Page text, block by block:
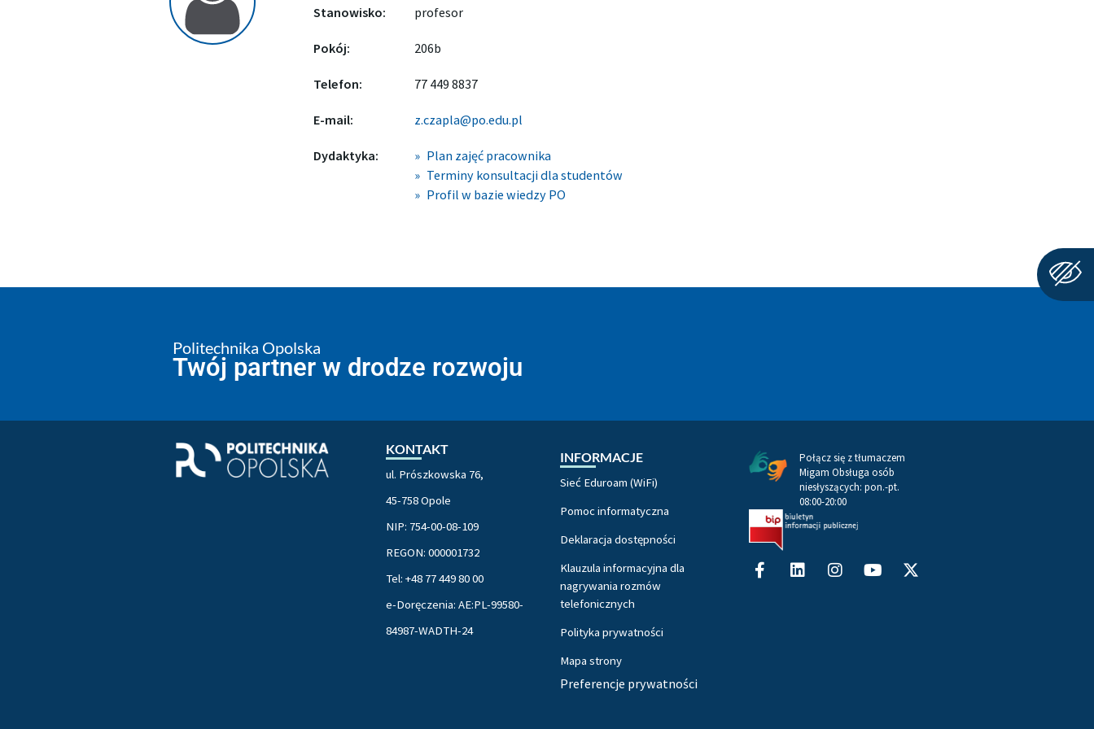
Stanowisko: profesor
Pokój: 206b
Telefon: 77 449 8837
E-mail: z.czapla@po.edu.pl
Dydaktyka:
Plan zajęć pracownika
Terminy konsultacji dla studentów
Profil w bazie wiedzy PO
Politechnika Opolska
Twój partner w drodze rozwoju
KONTAKT
ul. Prószkowska 76,
45-758 Opole
NIP: 754-00-08-109
REGON: 000001732
Tel: +48 77 449 80 00
e-Doręczenia: AE:PL-99580-
84987-WADTH-24
INFORMACJE
Sieć Eduroam (WiFi)
Pomoc informatyczna
Deklaracja dostępności
Klauzula informacyjna dla
nagrywania rozmów
telefonicznych
Polityka prywatności
Mapa strony
Preferencje prywatności
Połącz się z tłumaczem
Migam Obsługa osób
niesłyszących: pon.-pt.
08:00-20:00
Facebook-
f
LinkedinInstagram
twitter